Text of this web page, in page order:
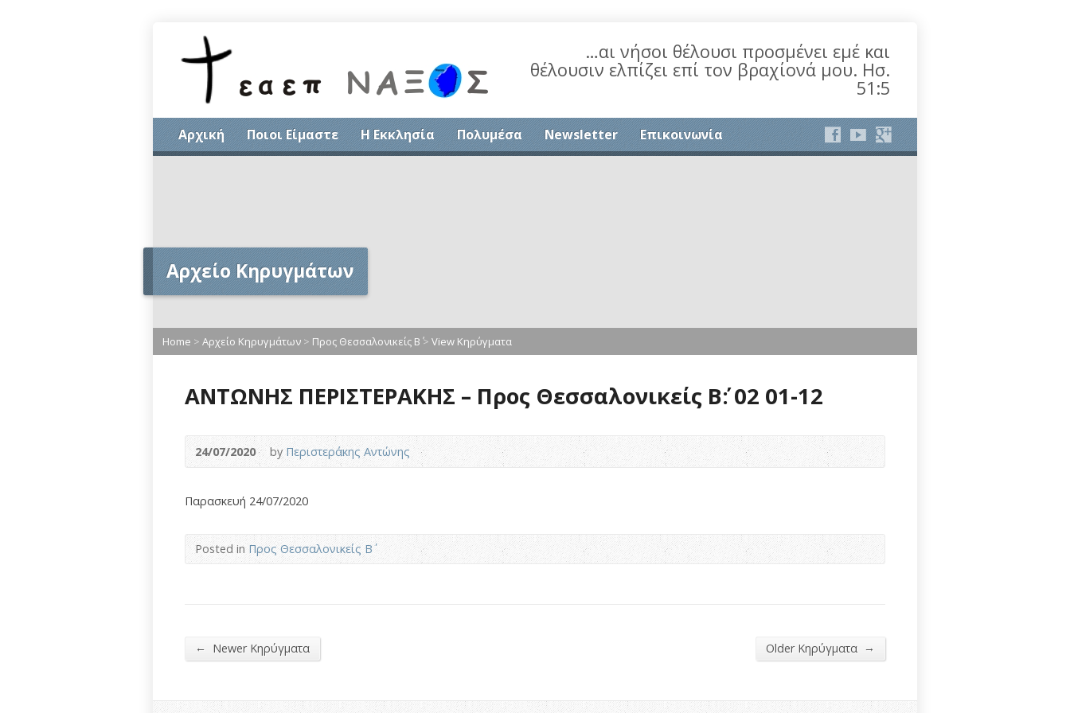
…αι νήσοι θέλουσι προσμένει εμέ και
θέλουσιν ελπίζει επί τον βραχίονά μου. Ησ.
51:5
Αρχική Ποιοι Είμαστε Η Εκκλησία Πολυμέσα Newsletter Επικοινωνία
Αρχείο Κηρυγμάτων
Home > Αρχείο Κηρυγμάτων > Προς Θεσσαλονικείς Β΄ > View Κηρύγματα
ΑΝΤΩΝΗΣ ΠΕΡΙΣΤΕΡΑΚΗΣ – Προς Θεσσαλονικείς Β΄: 02 01-12
24/07/2020 byΠεριστεράκης Αντώνης
Παρασκευή 24/07/2020
Posted inΠρος Θεσσαλονικείς Β΄
← Newer Κηρύγματα Older Κηρύγματα →